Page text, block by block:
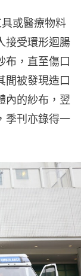
或醫療物料
接受環形迴腸
布，直至傷口
間被發現造口
內的紗布，翌
季刊亦錄得一